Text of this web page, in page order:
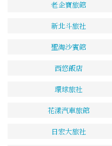
老企寶旅館
新北斗旅社
聖淘沙賓館
西悠飯店
環球旅社
花漾汽車旅館
日宏大旅社